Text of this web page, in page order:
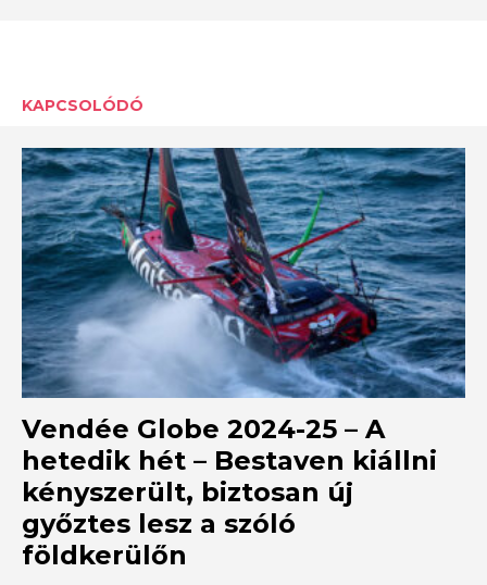
KAPCSOLÓDÓ
Vendée Globe 2024-25 – A
hetedik hét – Bestaven kiállni
kényszerült, biztosan új
győztes lesz a szóló
földkerülőn